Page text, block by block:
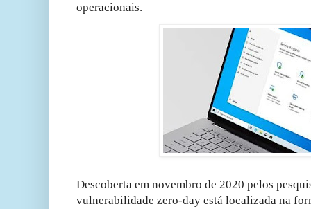
operacionais.
Descoberta em novembro de 2020 pelos
vulnerabilidade zero-day está localizada na